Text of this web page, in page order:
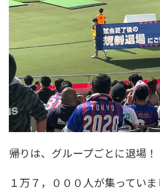
帰りは、グループごとに退場！
１万７，０００人が集っていま